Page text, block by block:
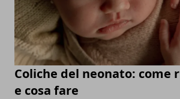
Coliche del neonato: come
e cosa fare